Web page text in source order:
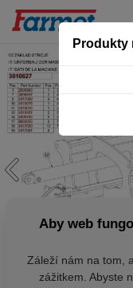
Produkty
Aby web
Záleží nám na tom,
zážitkem. Abyste